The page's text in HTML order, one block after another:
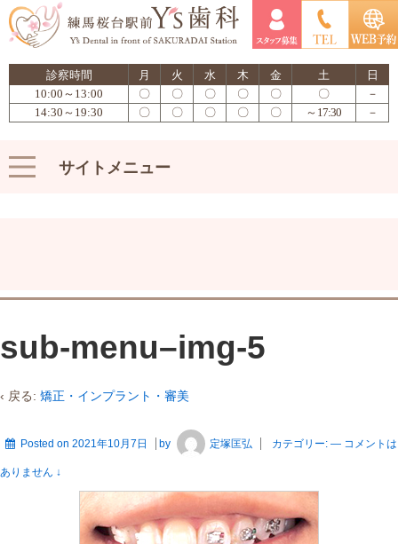
診察時間 月 火 水 木 金 土
日
10:00～13:00
〇 〇 〇 〇 〇 〇
－
14:30～19:30
〇 〇 〇 〇 〇 ～17:30 －
サイトメニュー
sub-menu–img-5
‹ 戻る: 矯正・インプラント・審美
Posted on 2021年10月7日 by 定塚匡弘 カテゴリー: — コメントは
ありません ↓